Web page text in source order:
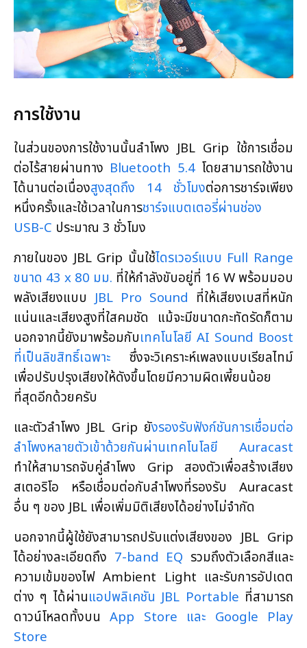
การใช้งาน
ในส่วนของการใช้งานนั้นลำโพง JBL Grip ใช้การเชื่อม
ต่อไร้สายผ่านทาง Bluetooth 5.4โดยสามารถใช้งาน
ได้นานต่อเนื่องสูงสุดถึง 14 ชั่วโมงต่อการชาร์จเพียง
หนึ่งครั้งและใช้เวลาในการชาร์จแบตเตอรี่ผ่านช่อง
USB-C ประมาณ 3 ชั่วโมง
ภายในของ JBL Grip นั้นใช้ไดรเวอร์แบบ Full Range
ขนาด 43 x 80 มม. ที่ให้กำลังขับอยู่ที่ 16 W พร้อมมอบ
พลังเสียงแบบ JBL Pro Sound ที่ให้เสียงเบสที่หนัก
แน่นและเสียงสูงที่ใสคมชัด แม้จะมีขนาดกะทัดรัดก็ตาม
นอกจากนี้ยังมาพร้อมกับเทคโนโลยี AI Sound Boost
ที่เป็นลิขสิทธิ์เฉพาะ ซึ่งจะวิเคราะห์เพลงแบบเรียลไทม์
เพื่อปรับปรุงเสียงให้ดังขึ้นโดยมีความผิดเพี้ยนน้อย
ที่สุดอีกด้วยครับ
และตัวลำโพง JBL Grip ยังรองรับฟังก์ชันการเชื่อมต่อ
ลำโพงหลายตัวเข้าด้วยกันผ่านเทคโนโลยี Auracast
ทำให้สามารถจับคู่ลำโพง Grip สองตัวเพื่อสร้างเสียง
สเตอริโอ หรือเชื่อมต่อกับลำโพงที่รองรับ Auracast
อื่น ๆ ของ JBL เพื่อเพิ่มมิติเสียงได้อย่างไม่จำกัด
นอกจากนี้ผู้ใช้ยังสามารถปรับแต่งเสียงของ JBL Grip
ได้อย่างละเอียดถึง 7-band EQ รวมถึงตัวเลือกสีและ
ความเข้มของไฟ Ambient Light และรับการอัปเดต
ต่าง ๆ ได้ผ่านแอปพลิเคชัน JBL Portable ที่สามารถ
ดาวน์โหลดทั้งบน App Store และ Google Play
Store